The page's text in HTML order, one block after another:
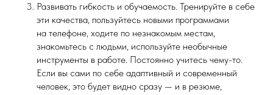
Развивать гибкость и обучаемость. Тренируйте в себе
эти качества, пользуйтесь новыми программами
на телефоне, ходите по незнакомым местам,
знакомьтесь с людьми, используйте необычные
инструменты в работе. Постоянно учитесь чему-то.
Если вы сами по себе адаптивный и современный
человек, это будет видно сразу — и в резюме,